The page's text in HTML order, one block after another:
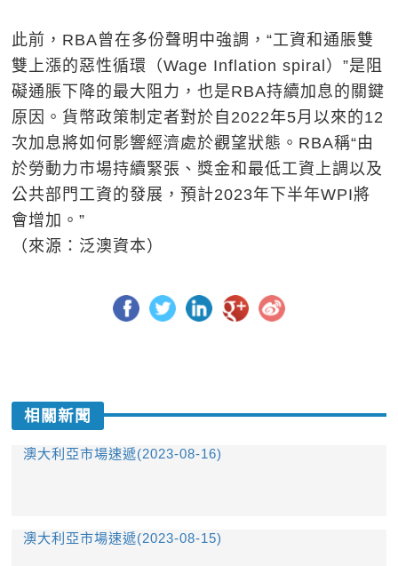
此前，RBA曾在多份聲明中強調，“工資和通脹雙
雙上漲的惡性循環（Wage Inflation spiral）”是阻
礙通脹下降的最大阻力，也是RBA持續加息的關鍵
原因。貨幣政策制定者對於自2022年5月以來的12
次加息將如何影響經濟處於觀望狀態。RBA稱“由
於勞動力市場持續緊張、獎金和最低工資上調以及
公共部門工資的發展，預計2023年下半年WPI將
會增加。”
（來源：泛澳資本）
相關新聞
澳大利亞市場速遞(2023-08-16)
澳大利亞市場速遞(2023-08-15)